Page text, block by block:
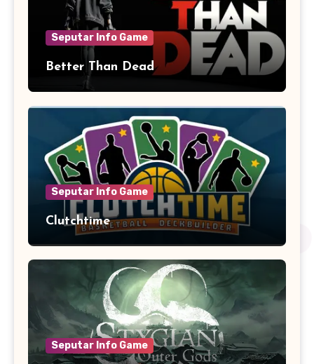
Seputar Info Game
Better Than Dead
Seputar Info Game
Clutchtime
Seputar Info Game